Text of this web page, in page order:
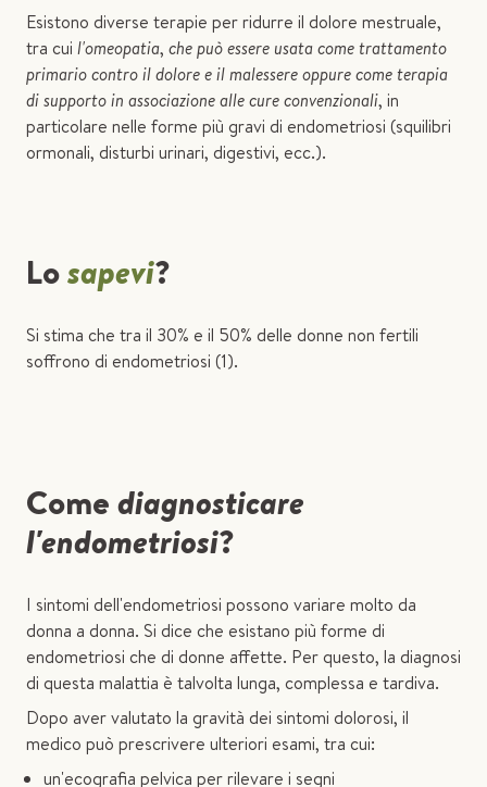
Esistono diverse terapie per ridurre il dolore mestruale,
tra cui l'omeopatia, chepuò essere usata come trattamento
primario contro il dolore e il malessere oppure come terapia
di supporto in associazione alle cure convenzionali, in
particolare nelle forme più gravi di endometriosi (squilibri
ormonali, disturbi urinari, digestivi, ecc.).
Losapevi?
Si stima che tra il 30% e il 50% delle donne non fertili
soffrono di endometriosi (1).
Comediagnosticare
l'endometriosi?
I sintomi dell'endometriosi possono variare molto da
donna a donna. Si dice che esistano più forme di
endometriosi che di donne affette. Per questo, la diagnosi
di questa malattia è talvolta lunga, complessa e tardiva.
Dopo aver valutato la gravità dei sintomi dolorosi, il
medico può prescrivere ulteriori esami, tra cui:
un'ecografia pelvica per rilevare i segni